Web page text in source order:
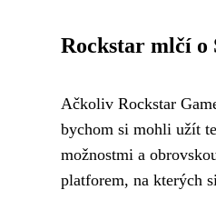
Rockstar mlčí o
Ačkoliv Rockstar
bychom si mohli užít
možnostmi a
platforem, na kterých